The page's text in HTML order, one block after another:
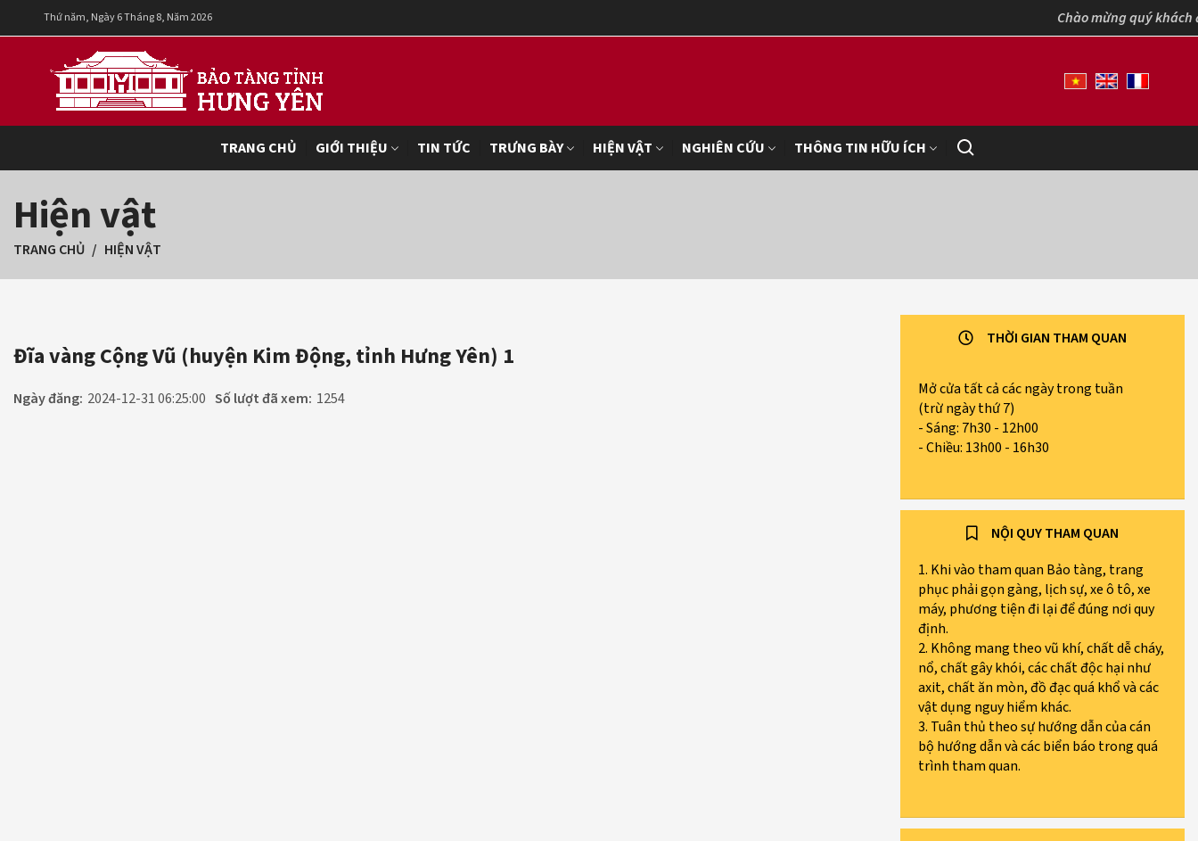
Thứ năm, Ngày 6 Tháng 8, Năm 2026 Chào mừng quý khách đến
TRANG CHỦ GIỚI THIỆU TIN TỨC TRƯNG BÀY HIỆN VẬT NGHIÊN CỨU THÔNG TIN HỮU ÍCH
Hiện vật
TRANG CHỦ HIỆN VẬT
Đĩa vàng Cộng Vũ (huyện Kim Động, tỉnh Hưng Yên) 1
Ngày đăng: 2024-12-31 06:25:00 Số lượt đã xem: 1254
THỜI GIAN THAM QUAN
Mở cửa tất cả các ngày trong tuần
(trừ ngày thứ 7)
- Sáng: 7h30 - 12h00
- Chiều: 13h00 - 16h30
NỘI QUY THAM QUAN
1. Khi vào tham quan Bảo tàng, trang
phục phải gọn gàng, lịch sự, xe ô tô, xe
máy, phương tiện đi lại để đúng nơi quy
định.
2. Không mang theo vũ khí, chất dễ cháy,
nổ, chất gây khói, các chất độc hại như
axit, chất ăn mòn, đồ đạc quá khổ và các
vật dụng nguy hiểm khác.
3. Tuân thủ theo sự hướng dẫn của cán
bộ hướng dẫn và các biển báo trong quá
trình tham quan.